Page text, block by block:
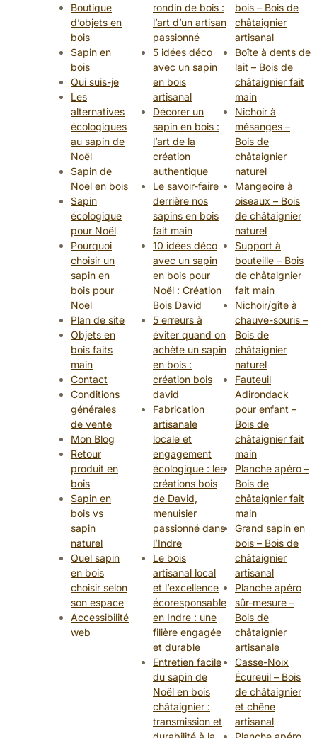
Boutique
d’objets en
bois
Sapin en
bois
Qui suis-je
Les
alternatives
écologiques
au sapin de
Noël
Sapin de
Noël en bois
Sapin
écologique
pour Noël
Pourquoi
choisir un
sapin en
bois pour
Noël
Plan de site
Objets en
bois faits
main
Contact
Conditions
générales
de vente
Mon Blog
Retour
produit en
bois
Sapin en
bois vs
sapin
naturel
Quel sapin
en bois
choisir selon
son espace
Accessibilité
web
rondin de bois :
l’art d’un artisan
passionné
5 idées déco
avec un sapin
en bois
artisanal
Décorer un
sapin en bois :
l’art de la
création
authentique
Le savoir-faire
derrière nos
sapins en bois
fait main
10 idées déco
avec un sapin
en bois pour
Noël : Création
Bois David
5 erreurs à
éviter quand on
achète un sapin
en bois :
création bois
david
Fabrication
artisanale
locale et
engagement
écologique : les
créations bois
de David,
menuisier
passionné dans
l’Indre
Le bois
artisanal local
et l’excellence
écoresponsable
en Indre : une
filière engagée
et durable
Entretien facile
du sapin de
Noël en bois
châtaignier :
transmission et
bois – Bois de
châtaignier
artisanal
Boîte à dents de
lait – Bois de
châtaignier fait
main
Nichoir à
mésanges –
Bois de
châtaignier
naturel
Mangeoire à
oiseaux – Bois
de châtaignier
naturel
Support à
bouteille – Bois
de châtaignier
fait main
Nichoir/gîte à
chauve-souris –
Bois de
châtaignier
naturel
Fauteuil
Adirondack
pour enfant –
Bois de
châtaignier fait
main
Planche apéro –
Bois de
châtaignier fait
main
Grand sapin en
bois – Bois de
châtaignier
artisanal
Planche apéro
sûr-mesure –
Bois de
châtaignier
artisanale
Casse-Noix
Écureuil – Bois
de châtaignier
et chêne
artisanal